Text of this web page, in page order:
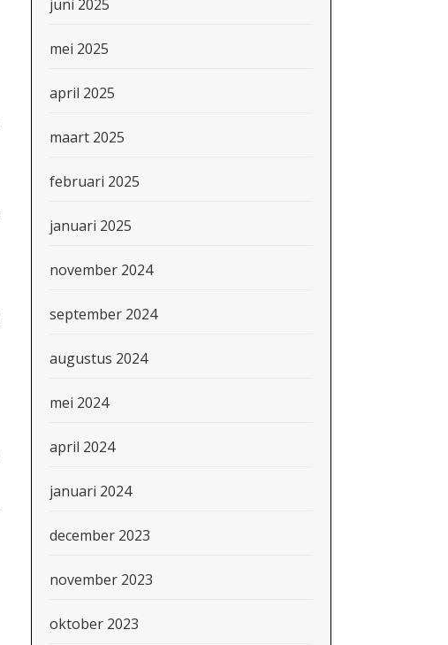
juni 2025
mei 2025
april 2025
maart 2025
februari 2025
januari 2025
november 2024
september 2024
augustus 2024
mei 2024
april 2024
januari 2024
december 2023
november 2023
oktober 2023